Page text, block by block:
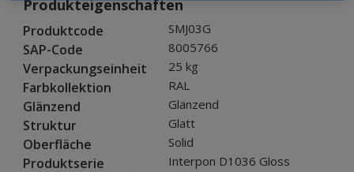
Produkteigenschaften
Produktcode SMJ03G
SAP-Code 8005766
Verpackungseinheit 25 kg
Farbkollektion RAL
Glänzend Glänzend
Struktur Glatt
Oberfläche Solid
Produktserie Interpon D1036 Gloss